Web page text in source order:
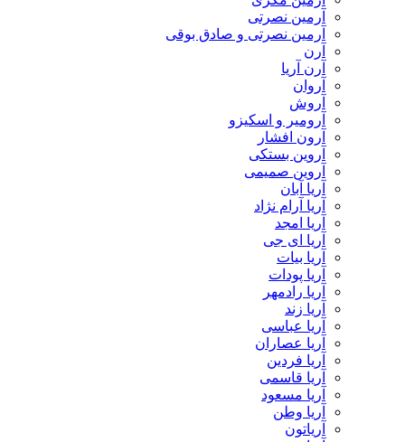
آرمین نصرتی
آرمین نصرتی و صادق بوقی
آرن
آرن آریا
آروان
آروش
آرومیر و اسکیزو
آرون افشار
آروین بستکی
آروین صمیمی
آریا آبان
آریا آرام نژاد
آریا امجد
آریا ای جی
آریا بیات
آریا پودات
آریا رادمهر
آریا زند
آریا عباسی
آریا عصاران
آریا فردین
آریا قاسمی
آریا مسعود
آریا وطن
آریاتون